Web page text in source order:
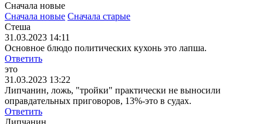
Сначала новые
Сначала новые Сначала старые
Стеша
31.03.2023 14:11
Основное блюдо политических кухонь это лапша.
Ответить
это
31.03.2023 13:22
Липчанин, ложь, "тройки" практически не выносили
оправдательных приговоров, 13%-это в судах.
Ответить